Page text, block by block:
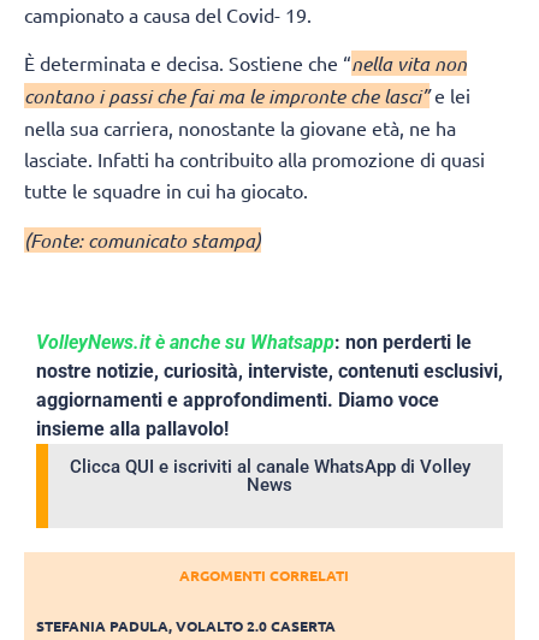
campionato a causa del Covid- 19.
È determinata e decisa. Sostiene che “nella vita non
contano i passi che fai ma le impronte che lasci”e lei
nella sua carriera, nonostante la giovane età, ne ha
lasciate. Infatti ha contribuito alla promozione di quasi
tutte le squadre in cui ha giocato.
(Fonte: comunicato stampa)
VolleyNews.it è anche su Whatsapp: non perderti le
nostre notizie, curiosità, interviste, contenuti esclusivi,
aggiornamenti e approfondimenti. Diamo voce
insieme alla pallavolo!
Clicca QUI e iscriviti al canale WhatsApp di Volley
News
ARGOMENTI CORRELATI
STEFANIA PADULA,VOLALTO 2.0 CASERTA